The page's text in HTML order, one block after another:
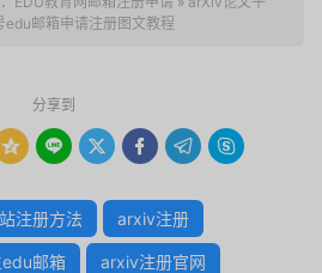
edu邮箱申请注册图文教程
分享到
     
注册方法 arxiv注册
邮箱 arxiv注册官网